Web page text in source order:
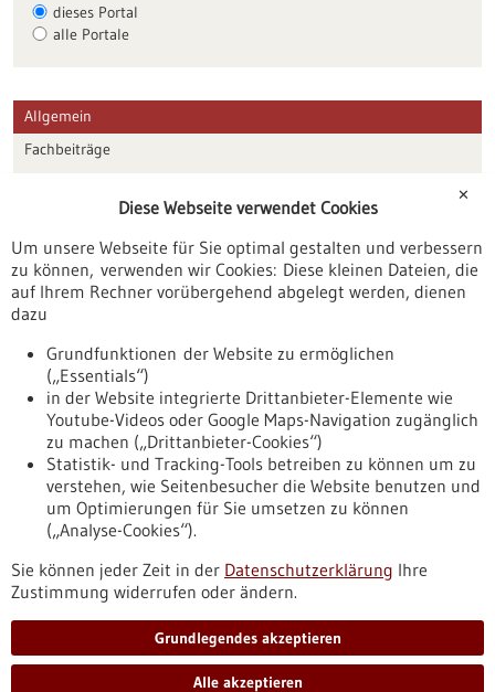
dieses Portal
alle Portale
Allgemein
Fachbeiträge
Veranstaltungen
Erscheinungsdatum
Nach oben
Informiert bleiben
Newsletter abonnieren
✕
Diese Webseite verwendet Cookies
Um unsere Webseite für Sie optimal gestalten und verbessern
zu können, verwenden wir Cookies: Diese kleinen Dateien, die
auf Ihrem Rechner vorübergehend abgelegt werden, dienen
dazu
Grundfunktionen der Website zu ermöglichen
(„Essentials“)
in der Website integrierte Drittanbieter-Elemente wie
Youtube-Videos oder Google Maps-Navigation zugänglich
zu machen („Drittanbieter-Cookies“)
Statistik- und Tracking-Tools betreiben zu können um zu
verstehen, wie Seitenbesucher die Website benutzen und
um Optimierungen für Sie umsetzen zu können
(„Analyse-Cookies“).
Sie können jeder Zeit in der Datenschutzerklärung Ihre
Zustimmung widerrufen oder ändern.
Grundlegendes akzeptieren
Alle akzeptieren